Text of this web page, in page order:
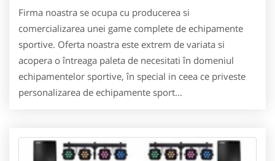
Firma noastra se ocupa cu producerea si
comercializarea unei game complete de echipamente
sportive. Oferta noastra este extrem de variata si
acopera o întreaga paleta de necesitati în domeniul
echipamentelor sportive, în special in ceea ce priveste
personalizarea de echipamente sport...